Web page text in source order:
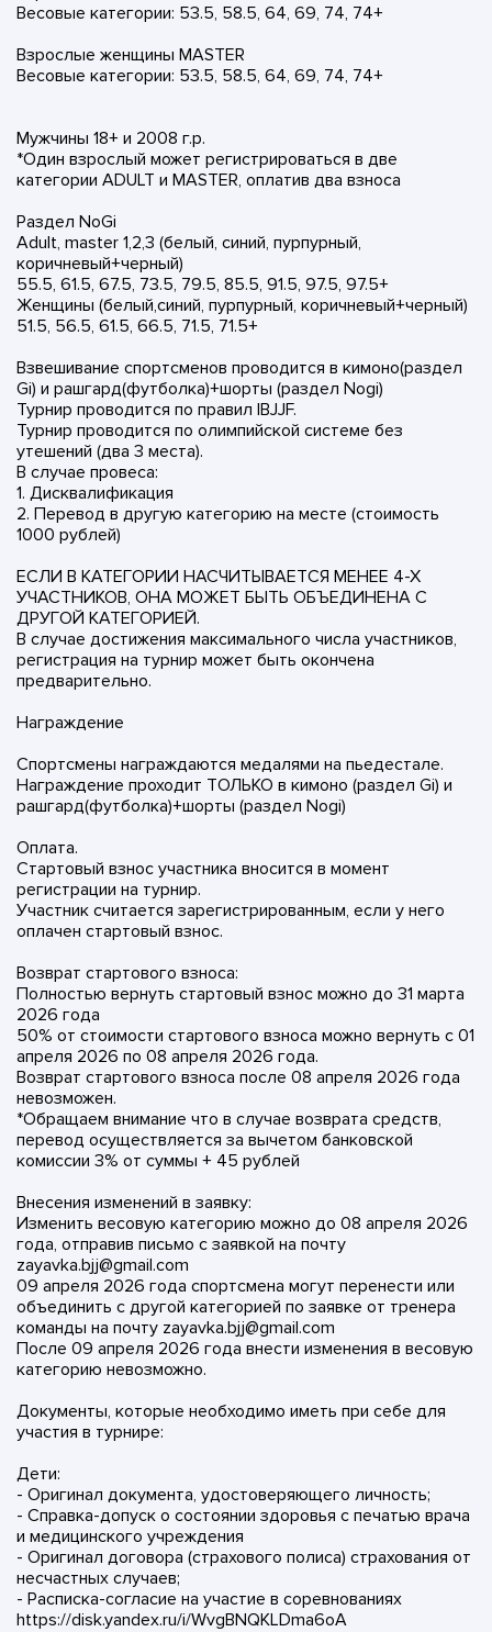
Весовые категории: 53.5, 58.5, 64, 69, 74, 74+
Взрослые женщины MASTER
Весовые категории: 53.5, 58.5, 64, 69, 74, 74+
Мужчины 18+ и 2008 г.р.
*Один взрослый может регистрироваться в две
категории ADULT и MASTER, оплатив два взноса
Раздел NoGi
Adult, master 1,2,3 (белый, синий, пурпурный,
коричневый+черный)
55.5, 61.5, 67.5, 73.5, 79.5, 85.5, 91.5, 97.5, 97.5+
Женщины (белый,синий, пурпурный, коричневый+черный)
51.5, 56.5, 61.5, 66.5, 71.5, 71.5+
Взвешивание спортсменов проводится в кимоно(раздел
Gi) и рашгард(футболка)+шорты (раздел Nogi)
Турнир проводится по правил IBJJF.
Турнир проводится по олимпийской системе без
утешений (два 3 места).
В случае провеса:
1. Дисквалификация
2. Перевод в другую категорию на месте (стоимость
1000 рублей)
ЕСЛИ В КАТЕГОРИИ НАСЧИТЫВАЕТСЯ МЕНЕЕ 4-Х
УЧАСТНИКОВ, ОНА МОЖЕТ БЫТЬ ОБЪЕДИНЕНА С
ДРУГОЙ КАТЕГОРИЕЙ.
В случае достижения максимального числа участников,
регистрация на турнир может быть окончена
предварительно.
Награждение
Спортсмены награждаются медалями на пьедестале.
Награждение проходит ТОЛЬКО в кимоно (раздел Gi) и
рашгард(футболка)+шорты (раздел Nogi)
Оплата.
Стартовый взнос участника вносится в момент
регистрации на турнир.
Участник считается зарегистрированным, если у него
оплачен стартовый взнос.
Возврат стартового взноса:
Полностью вернуть стартовый взнос можно до 31 марта
2026 года
50% от стоимости стартового взноса можно вернуть с 01
апреля 2026 по 08 апреля 2026 года.
Возврат стартового взноса после 08 апреля 2026 года
невозможен.
*Обращаем внимание что в случае возврата средств,
перевод осуществляется за вычетом банковской
комиссии 3% от суммы + 45 рублей
Внесения изменений в заявку:
Изменить весовую категорию можно до 08 апреля 2026
года, отправив письмо с заявкой на почту
zayavka.bjj@gmail.com
09 апреля 2026 года спортсмена могут перенести или
объединить с другой категорией по заявке от тренера
команды на почту zayavka.bjj@gmail.com
После 09 апреля 2026 года внести изменения в весовую
категорию невозможно.
Документы, которые необходимо иметь при себе для
участия в турнире:
Дети:
- Оригинал документа, удостоверяющего личность;
- Справка-допуск о состоянии здоровья с печатью врача
и медицинского учреждения
- Оригинал договора (страхового полиса) страхования от
несчастных случаев;
- Расписка-согласие на участие в соревнованиях
https://disk.yandex.ru/i/WvgBNQKLDma6oA